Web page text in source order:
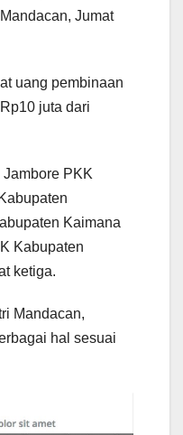
Jumat
uang pembinaan
juta dari
PKK
Kaimana
Kabupaten
ketiga.
Mandacan,
hal sesuai